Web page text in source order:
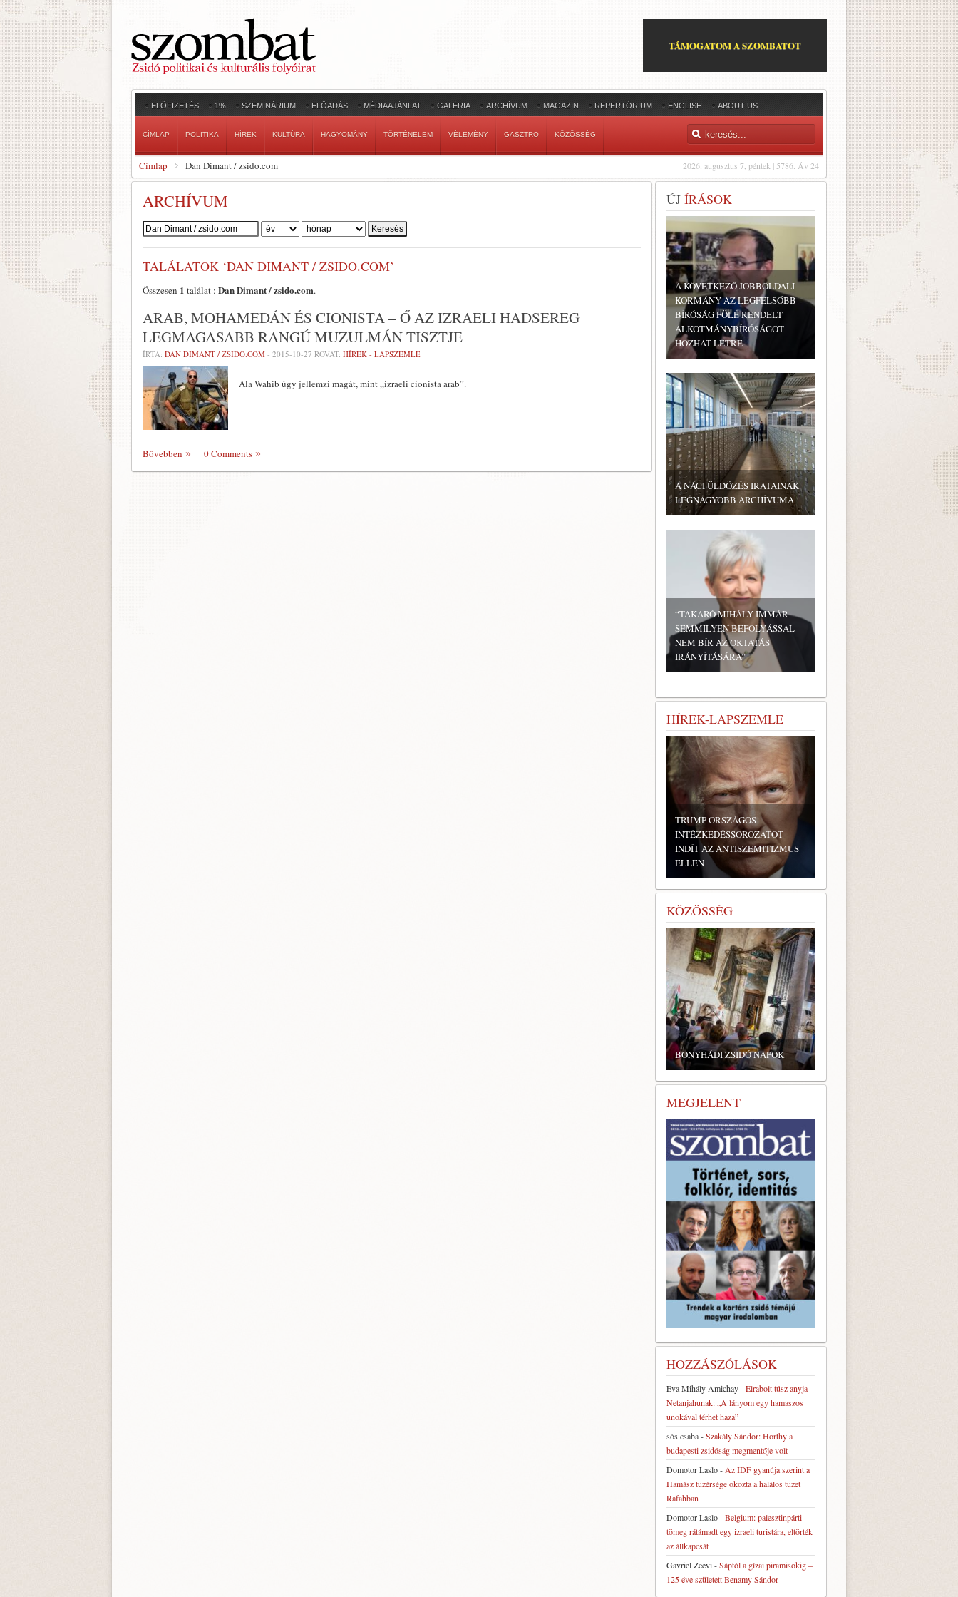
TÁMOGATOM A SZOMBATOT
ELŐFIZETÉS 1% SZEMINÁRIUM ELŐADÁS MÉDIAAJÁNLAT GALÉRIA ARCHÍVUM MAGAZIN REPERTÓRIUM ENGLISH ABOUT US
CÍMLAP POLITIKA HÍREK KULTÚRA HAGYOMÁNY TÖRTÉNELEM VÉLEMÉNY GASZTRO KÖZÖSSÉG
2026. augusztus 7, péntek | 5786. Áv 24
Címlap Dan Dimant / zsido.com
ARCHÍVUM
Szerző:
TALÁLATOK ‘DAN DIMANT / ZSIDO.COM’
Összesen 1 találat : Dan Dimant / zsido.com.
ARAB, MOHAMEDÁN ÉS CIONISTA – Ő AZ IZRAELI HADSEREG
LEGMAGASABB RANGÚ MUZULMÁN TISZTJE
ÍRTA: DAN DIMANT / ZSIDO.COM - 2015-10-27 ROVAT: HÍREK - LAPSZEMLE
Ala Wahib úgy jellemzi magát, mint „izraeli cionista arab”.
Bővebben 0 Comments
ÚJ ÍRÁSOK
A KÖVETKEZŐ JOBBOLDALI
KORMÁNY AZ LEGFELSŐBB
BÍRÓSÁG FÖLÉ RENDELT
ALKOTMÁNYBÍRÓSÁGOT
HOZHAT LÉTRE
A NÁCI ÜLDÖZÉS IRATAINAK
LEGNAGYOBB ARCHÍVUMA
“TAKARÓ MIHÁLY IMMÁR
SEMMILYEN BEFOLYÁSSAL
NEM BÍR AZ OKTATÁS
IRÁNYÍTÁSÁRA”
HÍREK-LAPSZEMLE
TRUMP ORSZÁGOS
INTÉZKEDÉSSOROZATOT
INDÍT AZ ANTISZEMITIZMUS
ELLEN
KÖZÖSSÉG
BONYHÁDI ZSIDÓ NAPOK
MEGJELENT
HOZZÁSZÓLÁSOK
Eva Mihály Amichay-Elrabolt túsz anyja
Netanjahunak: „A lányom egy hamaszos
unokával térhet haza”
sós csaba-Szakály Sándor: Horthy a
budapesti zsidóság megmentője volt
Domotor Laslo- Az IDF gyanúja szerint a
Hamász tüzérsége okozta a halálos tüzet
Rafahban
Domotor Laslo-Belgium: palesztinpárti
tömeg rátámadt egy izraeli turistára, eltörték
az állkapcsát
Gavriel Zeevi-Sáptól a gízai piramisokig –
125 éve született Benamy Sándor